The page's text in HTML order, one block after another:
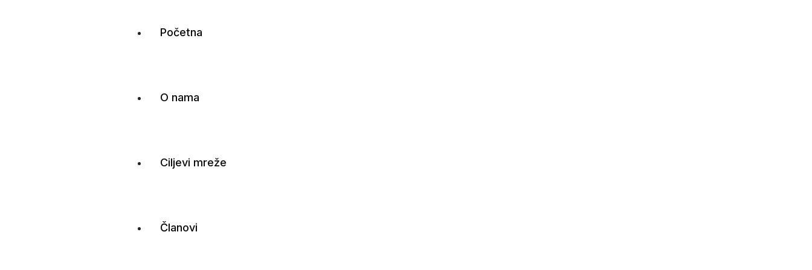
Početna
O nama
Ciljevi mreže
Članovi